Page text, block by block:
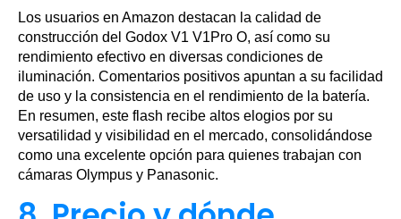
Los usuarios en Amazon destacan la calidad de
construcción del Godox V1 V1Pro O, así como su
rendimiento efectivo en diversas condiciones de
iluminación. Comentarios positivos apuntan a su facilidad
de uso y la consistencia en el rendimiento de la batería.
En resumen, este flash recibe altos elogios por su
versatilidad y visibilidad en el mercado, consolidándose
como una excelente opción para quienes trabajan con
cámaras Olympus y Panasonic.